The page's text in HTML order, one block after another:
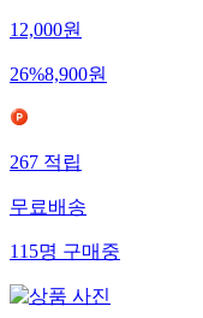
12,000원
26%8,900원
267적립
무료배송
115명구매중